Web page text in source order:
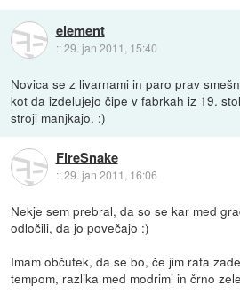
element
::29. jan 2011, 15:40
Novica se z livarnami in paro prav
kot da izdelujejo čipe v fabrkah iz 19.
stroji manjkajo. :)
FireSnake
::29. jan 2011, 16:06
Nekje sem prebral, da so se kar med
odločili, da jo povečajo :)
Imam občutek, da se bo, če jim rata
tempom, razlika med modrimi in črno